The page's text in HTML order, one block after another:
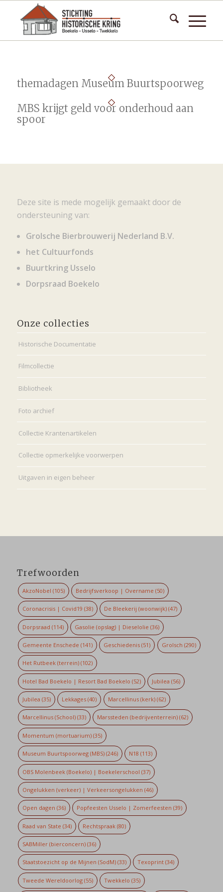
themadagen Museum Buurtspoorweg
MBS krijgt geld voor onderhoud aan
spoor
Deze site is mede mogelijk gemaakt door de
ondersteuning van:
Grolsche Bierbrouwerij Nederland B.V.
het Cultuurfonds
Buurtkring Usselo
Dorpsraad Boekelo
Onze collecties
Historische Documentatie
Filmcollectie
Bibliotheek
Foto archief
Collectie Krantenartikelen
Collectie opmerkelijke voorwerpen
Uitgaven in eigen beheer
Trefwoorden
AkzoNobel (105) Bedrijfsverkoop | Overname (50)
Coronacrisis | Covid19 (38) De Bleekerij (woonwijk) (47)
Dorpsraad (114) Gasolie (opslag) | Dieselolie (36)
Gemeente Enschede (141) Geschiedenis (51) Grolsch (290)
Het Rutbeek (terrein)(102)
Hotel Bad Boekelo | Resort Bad Boekelo (52) Jubilea (56)
Jubilea (35) Lekkages (40) Marcellinus (kerk)(62)
Marcellinus (School)(33) Marssteden (bedrijventerrein) (62)
Momentum (mortuarium)(35)
Museum Buurtspoorweg (MBS)(246) N18 (113)
OBS Molenbeek (Boekelo) | Boekelerschool (37)
Ongelukken (verkeer) | Verkeersongelukken (46)
Open dagen (36) Popfeesten Usselo | Zomerfeesten (39)
Raad van State (34) Rechtspraak (80)
SABMiller (bierconcern)(36)
Staatstoezicht op de Mijnen (SodM)(33) Texoprint (34)
Tweede Wereldoorlog(55) Twekkelo (35)